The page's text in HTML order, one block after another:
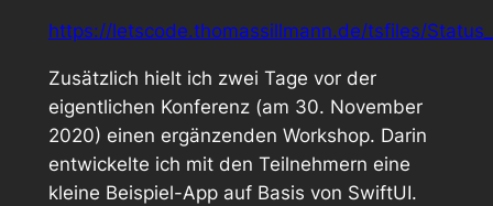
https://letscode.thomassillmann.de/tsfiles/
Zusätzlich hielt ich zwei Tage vor der
eigentlichen Konferenz (am 30. November
2020) einen ergänzenden Workshop. Darin
entwickelte ich mit den Teilnehmern eine
kleine Beispiel-App auf Basis von SwiftUI.